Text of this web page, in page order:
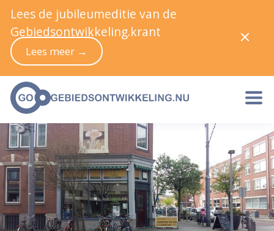
Lees de jubileumeditie van de
Gebiedsontwikkeling.krant
Lees meer →